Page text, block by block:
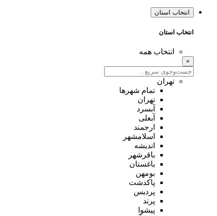
انتخاب استان
انتخاب استان
انتخاب همه
×
تهران
تمام شهر‌ها
تهران
آبسرد
آبعلی
ارجمند
اسلامشهر
اندیشه
باقرشهر
باغستان
بومهن
پاکدشت
پردیس
پرند
پیشوا